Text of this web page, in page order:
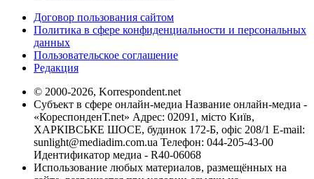
Договор пользования сайтом
Политика в сфере конфиденциальности и персональных
данных
Пользовательское соглашение
Редакция
© 2000-2026, Korrespondent.net
Субъект в сфере онлайн-медиа Название онлайн-медиа -
«КореспонденТ.net» Адрес: 02091, місто Київ,
ХАРКІВСЬКЕ ШОСЕ, будинок 172-Б, офіс 208/1 E-mail:
sunlight@mediadim.com.ua Телефон: 044-205-43-00
Идентификатор медиа - R40-06068
Использование любых материалов, размещённых на